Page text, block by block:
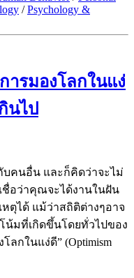
/Psychology &
ารมองโลกในแง่
นไป
บคนอื่น และก็คิดว่าจะไม่
อว่าคุณจะได้งานในฝัน
ตุได้ แม้ว่าสถิติต่างๆอาจ
น้มที่เกิดขึ้นโดยทั่วไปของ
ลกในแง่ดี” (Optimism